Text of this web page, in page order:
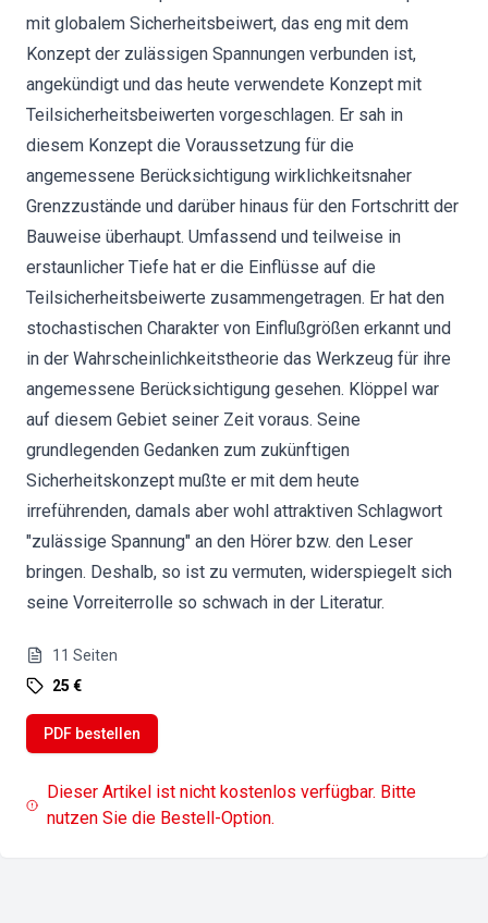
mit globalem Sicherheitsbeiwert, das eng mit dem
Konzept der zulässigen Spannungen verbunden ist,
angekündigt und das heute verwendete Konzept mit
Teilsicherheitsbeiwerten vorgeschlagen. Er sah in
diesem Konzept die Voraussetzung für die
angemessene Berücksichtigung wirklichkeitsnaher
Grenzzustände und darüber hinaus für den Fortschritt der
Bauweise überhaupt. Umfassend und teilweise in
erstaunlicher Tiefe hat er die Einflüsse auf die
Teilsicherheitsbeiwerte zusammengetragen. Er hat den
stochastischen Charakter von Einflußgrößen erkannt und
in der Wahrscheinlichkeitstheorie das Werkzeug für ihre
angemessene Berücksichtigung gesehen. Klöppel war
auf diesem Gebiet seiner Zeit voraus. Seine
grundlegenden Gedanken zum zukünftigen
Sicherheitskonzept mußte er mit dem heute
irreführenden, damals aber wohl attraktiven Schlagwort
"zulässige Spannung" an den Hörer bzw. den Leser
bringen. Deshalb, so ist zu vermuten, widerspiegelt sich
seine Vorreiterrolle so schwach in der Literatur.
11 Seiten
25 €
PDF bestellen
Dieser Artikel ist nicht kostenlos verfügbar. Bitte
nutzen Sie die Bestell-Option.